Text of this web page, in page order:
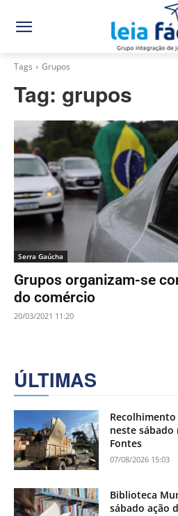
Tags Grupos
Tag: grupos
Serra Gaúcha
Grupos organizam-se
do comércio
20/03/2021 11:20
ÚLTIMAS
neste sábado
Fontes
07/08/2026 15:03
Biblioteca
sábado ação